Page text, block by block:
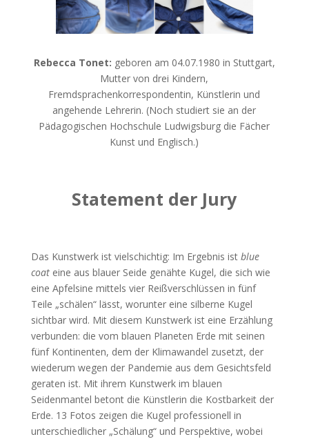
Rebecca Tonet: geboren am 04.07.1980 in Stuttgart,
Mutter von drei Kindern,
Fremdsprachenkorrespondentin, Künstlerin und
angehende Lehrerin. (Noch studiert sie an der
Pädagogischen Hochschule Ludwigsburg die Fächer
Kunst und Englisch.)
Statement der Jury
Das Kunstwerk ist vielschichtig: Im Ergebnis ist blue
coateine aus blauer Seide genähte Kugel, die sich wie
eine Apfelsine mittels vier Reißverschlüssen in fünf
Teile „schälen“ lässt, worunter eine silberne Kugel
sichtbar wird. Mit diesem Kunstwerk ist eine Erzählung
verbunden: die vom blauen Planeten Erde mit seinen
fünf Kontinenten, dem der Klimawandel zusetzt, der
wiederum wegen der Pandemie aus dem Gesichtsfeld
geraten ist. Mit ihrem Kunstwerk im blauen
Seidenmantel betont die Künstlerin die Kostbarkeit der
Erde. 13 Fotos zeigen die Kugel professionell in
unterschiedlicher „Schälung“ und Perspektive, wobei